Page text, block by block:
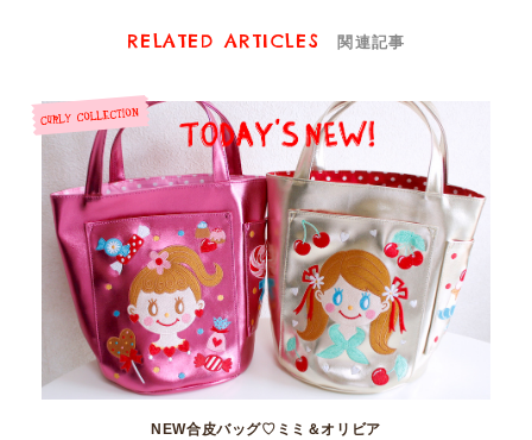
RELATED ARTICLES 関連記事
NEW合皮バッグ♡ミミ＆オリビア